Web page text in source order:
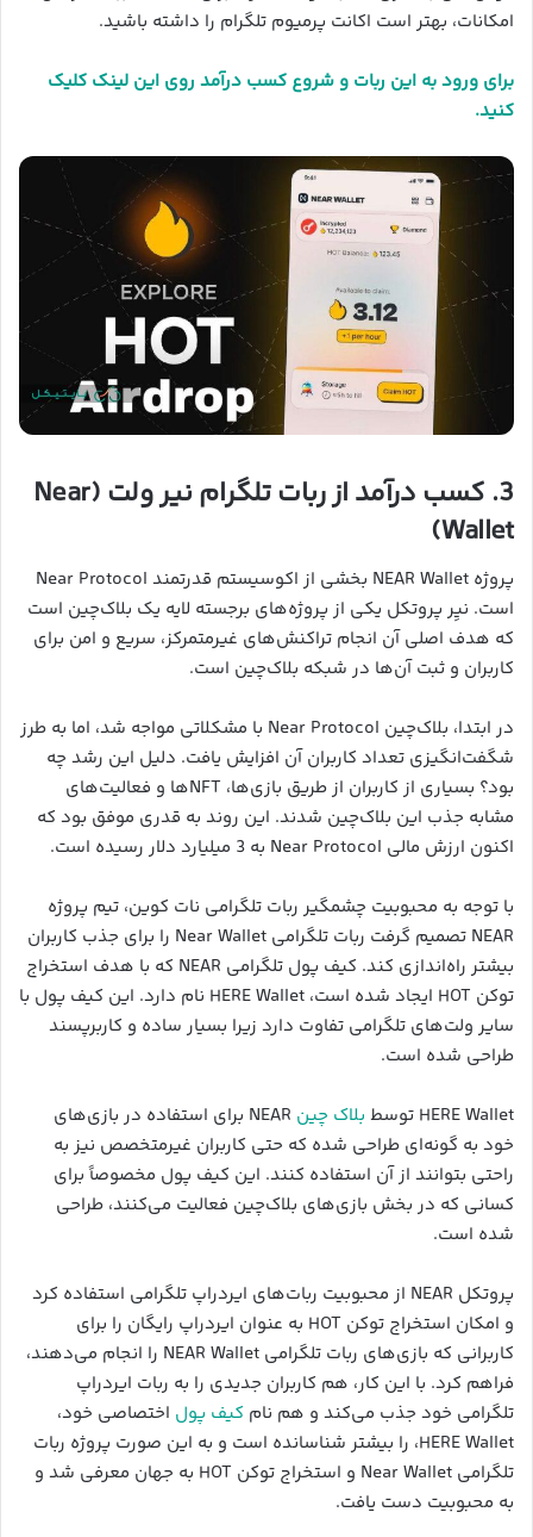
امکانات، بهتر است اکانت پرمیوم تلگرام را داشته باشید.
برای ورود به این ربات و شروع کسب درآمد روی این لینک کلیک
کنید.
3. کسب درآمد از ربات تلگرام نیر ولت (Near
Wallet)
پروژه NEAR Wallet بخشی از اکوسیستم قدرتمند Near Protocol
است. نیِر پروتکل یکی از پروژه‌های برجسته لایه یک بلاک‌چین است
که هدف اصلی آن انجام تراکنش‌های غیرمتمرکز، سریع و امن برای
کاربران و ثبت آن‌ها در شبکه بلاک‌چین است.
در ابتدا، بلاک‌چین Near Protocol با مشکلاتی مواجه شد، اما به طرز
شگفت‌انگیزی تعداد کاربران آن افزایش یافت. دلیل این رشد چه
بود؟ بسیاری از کاربران از طریق بازی‌ها، NFTها و فعالیت‌های
مشابه جذب این بلاک‌چین شدند. این روند به قدری موفق بود که
اکنون ارزش مالی Near Protocol به 3 میلیارد دلار رسیده است.
با توجه به محبوبیت چشمگیر ربات تلگرامی نات کوین، تیم پروژه
NEAR تصمیم گرفت ربات تلگرامی Near Wallet را برای جذب کاربران
بیشتر راه‌اندازی کند. کیف پول تلگرامی NEAR که با هدف استخراج
توکن HOT ایجاد شده است، HERE Wallet نام دارد. این کیف پول با
سایر ولت‌های تلگرامی تفاوت دارد زیرا بسیار ساده و کاربرپسند
طراحی شده است.
HERE Wallet توسط بلاک‌ چین
NEAR برای استفاده در بازی‌های
خود به گونه‌ای طراحی شده که حتی کاربران غیرمتخصص نیز به
راحتی بتوانند از آن استفاده کنند. این کیف پول مخصوصاً برای
کسانی که در بخش بازی‌های بلاک‌چین فعالیت می‌کنند، طراحی
شده است.
پروتکل NEAR از محبوبیت ربات‌های ایردراپ تلگرامی استفاده کرد
و امکان استخراج توکن HOT به عنوان ایردراپ رایگان را برای
کاربرانی که بازی‌های ربات تلگرامی NEAR Wallet را انجام می‌دهند،
فراهم کرد. با این کار، هم کاربران جدیدی را به ربات ایردراپ
تلگرامی خود جذب می‌کند و هم نام کیف پول اختصاصی خود،
HERE Wallet، را بیشتر شناسانده است و به این صورت پروژه ربات
تلگرامی Near Wallet و استخراج توکن HOT به جهان معرفی شد و
به محبوبیت دست یافت.